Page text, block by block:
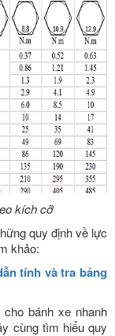
kích cỡ
quy định về lực
khảo:
tính và tra bảng
bánh xe nhanh
cùng tìm hiểu quy